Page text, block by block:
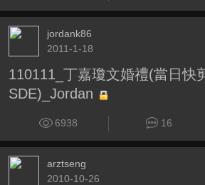
jordank86
2011-1-18
110111_丁嘉瓊文婚禮(當日快
SDE)_Jordan
6938 16
arztseng
2010-10-26